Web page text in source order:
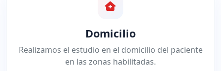
Domicilio
Realizamos el estudio en el domicilio del paciente
en las zonas habilitadas.